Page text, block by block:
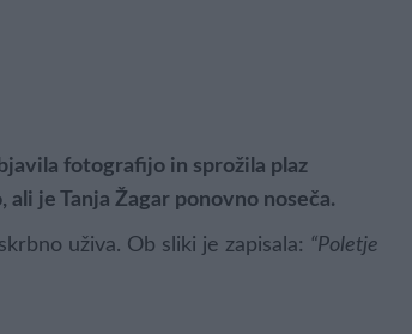
fotografijo in sprožila plaz
je Tanja Žagar ponovno noseča.
uživa. Ob sliki je zapisala: “Poletje